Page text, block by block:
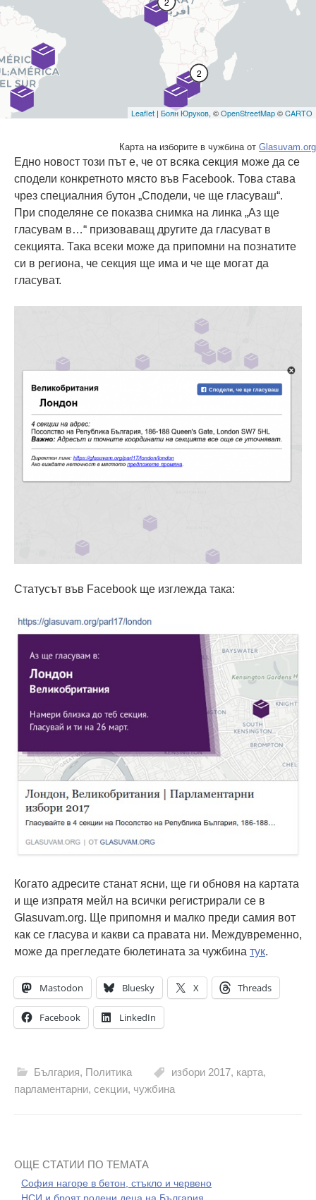
Карта на изборите в чужбина от Glasuvam.org
Едно новост този път е, че от всяка секция може да се
сподели конкретното място във Facebook. Това става
чрез специалния бутон „Сподели, че ще гласуваш“.
При споделяне се показва снимка на линка „Аз ще
гласувам в…“ призоваващ другите да гласуват в
секцията. Така всеки може да припомни на познатите
си в региона, че секция ще има и че ще могат да
гласуват.
Статусът във Facebook ще изглежда така:
Когато адресите станат ясни, ще ги обновя на картата
и ще изпратя мейл на всички регистрирали се в
Glasuvam.org. Ще припомня и малко преди самия вот
как се гласува и какви са правата ни. Междувременно,
може да прегледате бюлетината за чужбина тук.
Mastodon Bluesky X Threads
Facebook LinkedIn
България, Политика избори 2017, карта,
парламентарни, секции, чужбина
ОЩЕ СТАТИИ ПО ТЕМАТА
София нагоре в бетон, стъкло и червено
НСИ и броят родени деца на България